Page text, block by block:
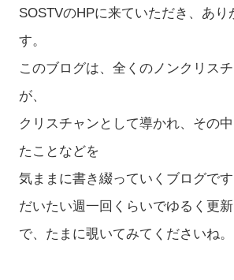
SOSTVのHPに来ていただき、あり
す。
このブログは、全くのノンクリス
が、
クリスチャンとして導かれ、その
たことなどを
気ままに書き綴っていくブログです
だいたい週一回くらいでゆるく更
で、たまに覗いてみてくださいね。